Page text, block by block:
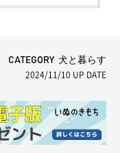
CATEGORY 犬と暮らす
2024/11/10 UP DATE